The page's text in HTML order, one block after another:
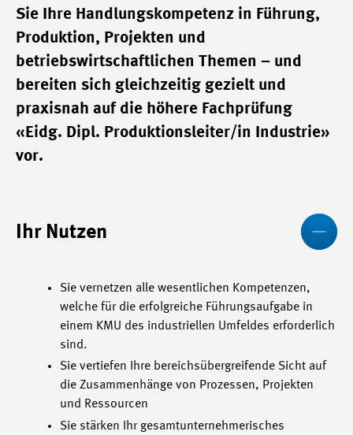
Sie Ihre Handlungskompetenz in Führung,
Produktion, Projekten und
betriebswirtschaftlichen Themen – und
bereiten sich gleichzeitig gezielt und
praxisnah auf die höhere Fachprüfung
«Eidg. Dipl. Produktionsleiter/in Industrie»
vor.
Ihr Nutzen
Sie vernetzen alle wesentlichen Kompetenzen,
welche für die erfolgreiche Führungsaufgabe in
einem KMU des industriellen Umfeldes erforderlich
sind.
Sie vertiefen Ihre bereichsübergreifende Sicht auf
die Zusammenhänge von Prozessen, Projekten
und Ressourcen
Sie stärken Ihr gesamtunternehmerisches